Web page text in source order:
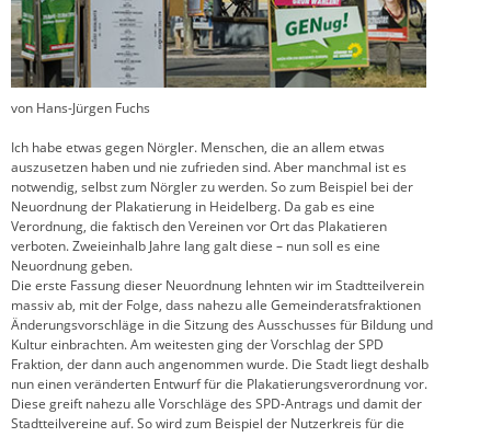
von Hans-Jürgen Fuchs
Ich habe etwas gegen Nörgler. Menschen, die an allem etwas
auszusetzen haben und nie zufrieden sind. Aber manchmal ist es
notwendig, selbst zum Nörgler zu werden. So zum Beispiel bei der
Neuordnung der Plakatierung in Heidelberg. Da gab es eine
Verordnung, die faktisch den Vereinen vor Ort das Plakatieren
verboten. Zweieinhalb Jahre lang galt diese – nun soll es eine
Neuordnung geben.
Die erste Fassung dieser Neuordnung lehnten wir im Stadtteilverein
massiv ab, mit der Folge, dass nahezu alle Gemeinderatsfraktionen
Änderungsvorschläge in die Sitzung des Ausschusses für Bildung und
Kultur einbrachten. Am weitesten ging der Vorschlag der SPD
Fraktion, der dann auch angenommen wurde. Die Stadt liegt deshalb
nun einen veränderten Entwurf für die Plakatierungsverordnung vor.
Diese greift nahezu alle Vorschläge des SPD-Antrags und damit der
Stadtteilvereine auf. So wird zum Beispiel der Nutzerkreis für die